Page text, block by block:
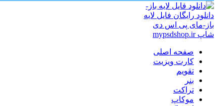
صفحه اصلی
کارت ویزیت
تقویم
بنر
تراکت
موکاپ